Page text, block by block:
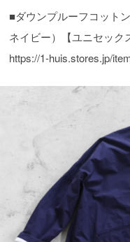
■ダウンプルーフコット
ネイビー）【ユニセック
https://1-huis.stores.jp/